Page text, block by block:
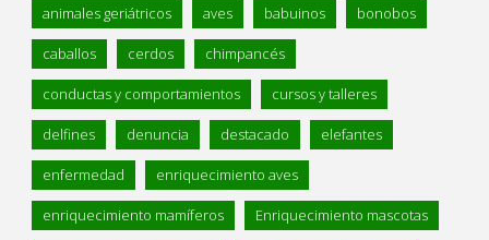
animales geriátricos aves babuinos bonobos
caballos cerdos chimpancés
conductas y comportamientos cursos y talleres
delfines denuncia destacado elefantes
enfermedad enriquecimiento aves
enriquecimiento mamíferos Enriquecimiento mascotas